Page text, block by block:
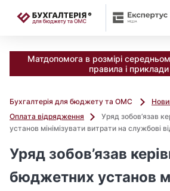
Матдопомога в розмірі
правила і
Бухгалтерія для бюджету та ОМС
Оплата відрядження
Уряд зобов’язав
установ мінімізувати витрати на службові
Уряд зобов’язав
бюджетних установ